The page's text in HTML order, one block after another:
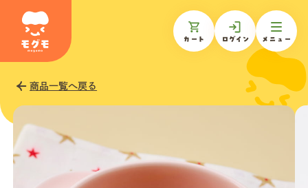
カート ログイン メニュー
モグモについて
商品一覧へ戻る